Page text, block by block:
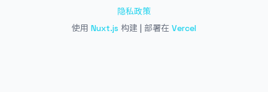
隐私政策
使用 Nuxt.js 构建 | 部署在 Vercel